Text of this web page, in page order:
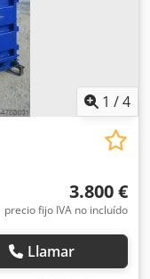
1 /4
3.800 €
precio fijo IVA no incluído
Llamar